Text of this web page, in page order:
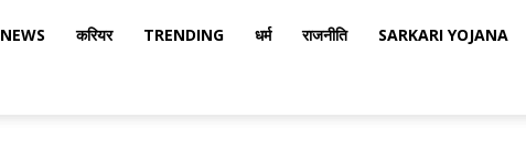
करियर TRENDING धर्म राजनीति SARKARI YOJANA